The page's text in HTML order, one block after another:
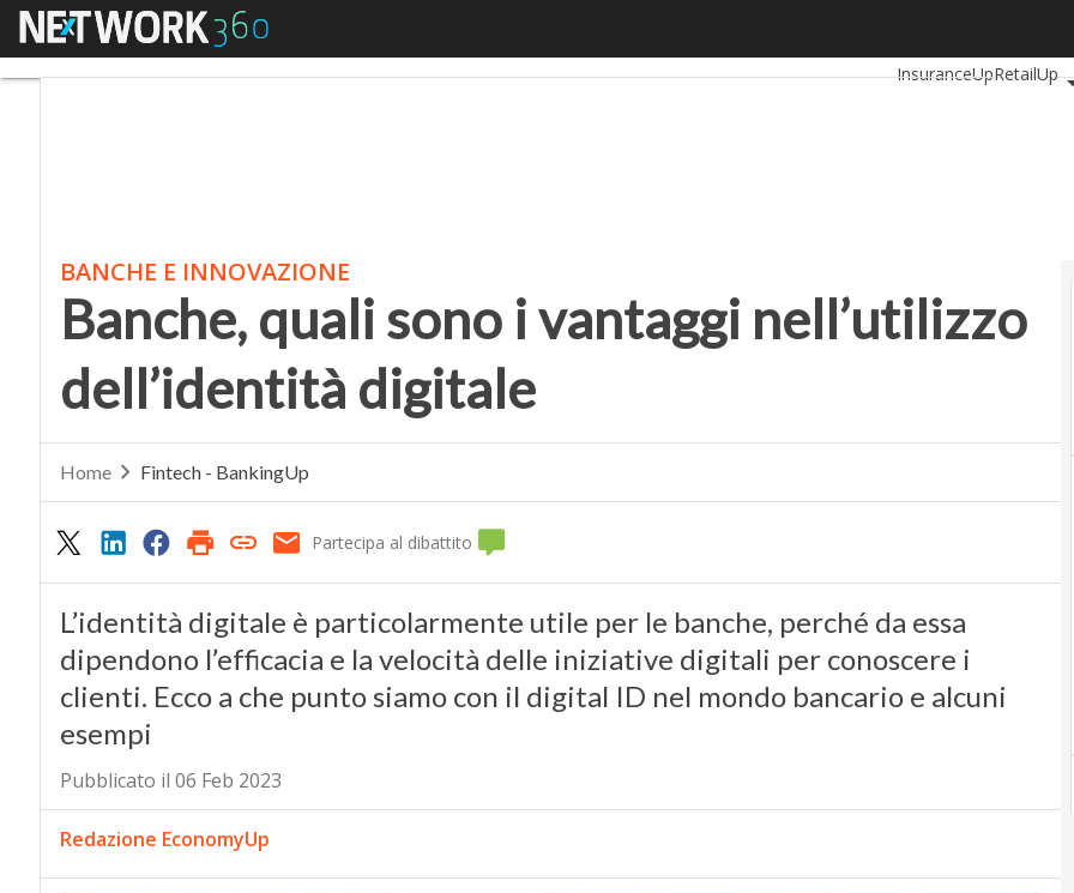
Menu
InsuranceUpRetailUp
BANCHE E INNOVAZIONE
Banche, quali sono i vantaggi nell’utilizzo
dell’identità digitale
Home Fintech - BankingUp
Partecipa al dibattito
L’identità digitale è particolarmente utile per le banche, perché da essa
dipendono l’efficacia e la velocità delle iniziative digitali per conoscere i
clienti. Ecco a che punto siamo con il digital ID nel mondo bancario e alcuni
esempi
Pubblicato il 06 Feb 2023
Redazione EconomyUp